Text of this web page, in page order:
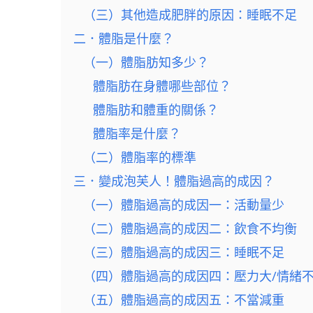
（三）其他造成肥胖的原因：睡眠不足
二．體脂是什麼？
（一）體脂肪知多少？
體脂肪在身體哪些部位？
體脂肪和體重的關係？
體脂率是什麼？
（二）體脂率的標準
三．變成泡芙人！體脂過高的成因？
（一）體脂過高的成因一：活動量少
（二）體脂過高的成因二：飲食不均衡
（三）體脂過高的成因三：睡眠不足
（四）體脂過高的成因四：壓力大/情緒
（五）體脂過高的成因五：不當減重